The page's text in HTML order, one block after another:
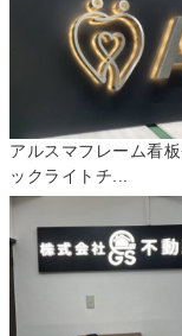
アルスマフレーム看
ックライトチ...